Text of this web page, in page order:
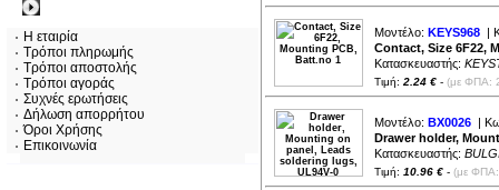
Η εταιρία
Τρόποι πληρωμής
Τρόποι αποστολής
Τρόποι αγοράς
Συχνές ερωτήσεις
Δήλωση απορρήτου
Όροι Χρήσης
Επικοινωνία
Μοντέλο: KEYS968 |
Contact, Size 6F22,
Κατασκευαστής:
Τιμή: 2.24 € - (με ΦΠΑ:
Μοντέλο: BX0026 |
Drawer holder,
Κατασκευαστής:
Τιμή: 10.96 € - (με